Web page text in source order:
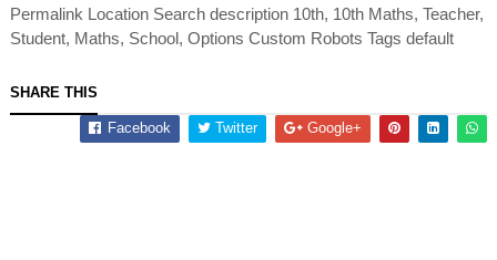
Permalink Location Search description 10th, 10th Maths, Teacher,
Student, Maths, School, Options Custom Robots Tags default
SHARE THIS
Facebook Twitter Google+